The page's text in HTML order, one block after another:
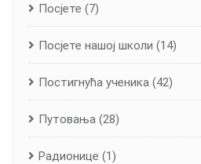
Посјете (7)
Посјете нашој школи (14)
Постигнућа ученика (42)
Путовања (28)
Радионице (1)